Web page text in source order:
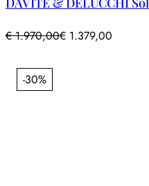
€1.970,00€ 1.379,00
-30%